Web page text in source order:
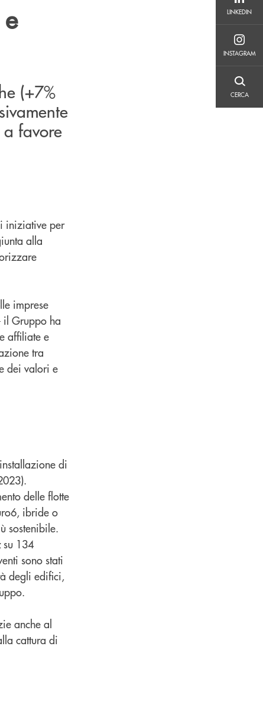
LINKEDIN
INSTAGRAM
CERCA
(+7%
favore
iniziative per
alla
imprese
il Gruppo ha
affiliate e
tra
dei valori e
di
delle flotte
ibride o
sostenibile.
134
sono stati
degli edifici,
anche al
cattura di